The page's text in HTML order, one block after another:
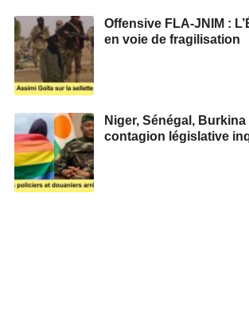
Offensive FLA-JNIM :
en voie de fragilisation
Niger, Sénégal, Burkina
contagion législative